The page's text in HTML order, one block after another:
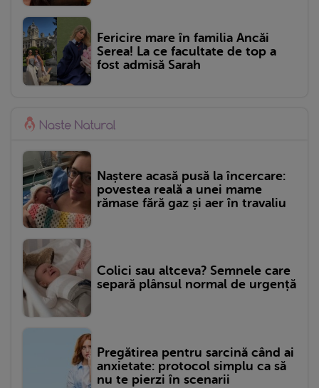
Fericire mare în familia Ancăi
Serea! La ce facultate de top a
fost admisă Sarah
Naștere acasă pusă la încercare:
povestea reală a unei mame
rămase fără gaz și aer în travaliu
Colici sau altceva? Semnele care
separă plânsul normal de urgență
Pregătirea pentru sarcină când ai
anxietate: protocol simplu ca să
nu te pierzi în scenarii